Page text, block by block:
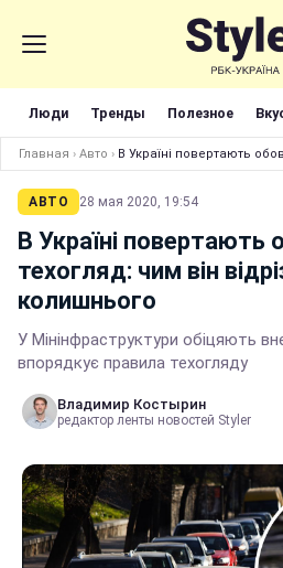
Люди Тренды Полезное
Главная › Авто › В Україні повертають
АВТО 28 мая 2020, 19:54
В Україні повертають
техогляд: чим він
колишнього
У Мінінфраструктури обіцяють
впорядкує правила техогляду
Владимир Костырин
редактор ленты новостей Styler